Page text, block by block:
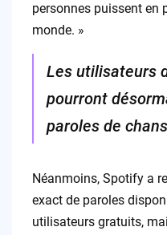
personnes puissent en
monde. »
Les utilisateurs
pourront
paroles de
Néanmoins, Spotify a
exact de paroles
utilisateurs gratuits,